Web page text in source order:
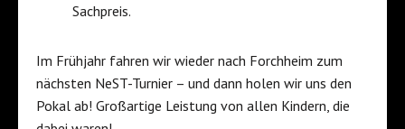
Sachpreis.
Im Frühjahr fahren wir wieder nach Forchheim zum
nächsten NeST-Turnier – und dann holen wir uns den
Pokal ab! Großartige Leistung von allen Kindern, die